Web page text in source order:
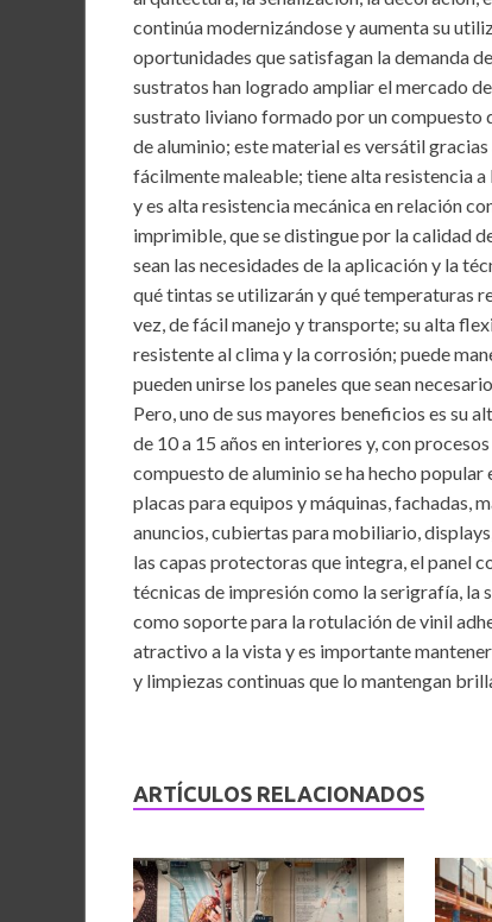
b
o
o
k
er l
s
A
p
p
dI
n
continúa modernizándose y aumenta su
oportunidades que satisfagan la demanda
sustratos han logrado ampliar el mercado
sustrato liviano formado por un compuesto
de aluminio; este material es versátil
fácilmente maleable; tiene alta resistencia
y es alta resistencia mecánica en relación
imprimible, que se distingue por la calidad
sean las necesidades de la aplicación y la
qué tintas se utilizarán y qué temperaturas
vez, de fácil manejo y transporte; su alta
resistente al clima y la corrosión; puede
pueden unirse los paneles que sean
Pero, uno de sus mayores beneficios es su
de 10 a 15 años en interiores y, con
compuesto de aluminio se ha hecho
placas para equipos y máquinas, fachadas,
anuncios, cubiertas para mobiliario,
las capas protectoras que integra, el panel
técnicas de impresión como la serigrafía, la
como soporte para la rotulación de vinil
atractivo a la vista y es importante
y limpiezas continuas que lo mantengan
ARTÍCULOS RELACIONADOS